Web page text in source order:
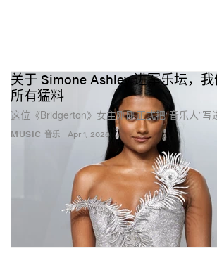
MUSIC 音乐
关于 Simone Ashley 进军乐坛，
所有猛料
这位《Bridgerton》女主刚刚正式把“音乐人”写
Apr 1, 2026